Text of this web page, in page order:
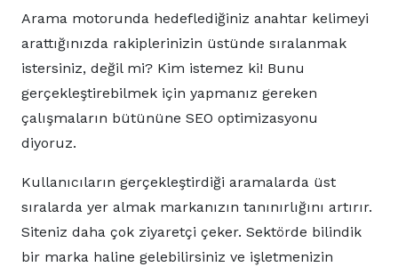
Arama motorunda hedeflediğiniz anahtar kelimeyi
arattığınızda rakiplerinizin üstünde sıralanmak
istersiniz, değil mi? Kim istemez ki! Bunu
gerçekleştirebilmek için yapmanız gereken
çalışmaların bütününe SEO optimizasyonu
diyoruz.
Kullanıcıların gerçekleştirdiği aramalarda üst
sıralarda yer almak markanızın tanınırlığını artırır.
Siteniz daha çok ziyaretçi çeker. Sektörde bilindik
bir marka haline gelebilirsiniz ve işletmenizin